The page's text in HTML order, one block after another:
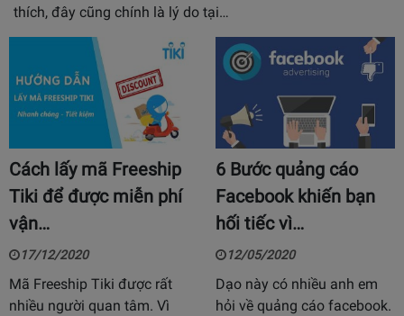
thích, đây cũng chính là lý do tại…
Cách lấy mã Freeship
Tiki để được miễn phí
vận…
17/12/2020
Mã Freeship Tiki được rất
nhiều người quan tâm. Vì
6 Bước quảng cáo
Facebook khiến bạn
hối tiếc vì…
12/05/2020
Dạo này có nhiều anh em
hỏi về quảng cáo facebook.